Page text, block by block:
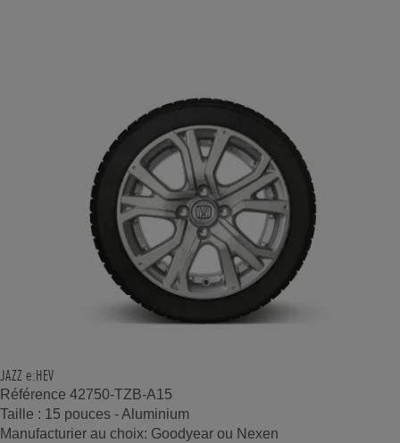
JAZZ e:HEV
Référence 42750-TZB-A15
Taille : 15 pouces - Aluminium
Manufacturier au choix: Goodyear ou Nexen